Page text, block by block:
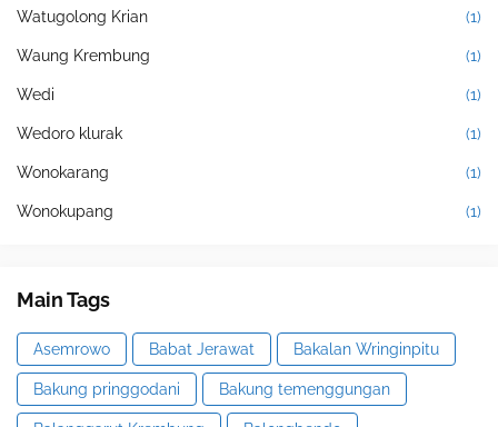
Watugolong Krian (1)
Waung Krembung (1)
Wedi (1)
Wedoro klurak (1)
Wonokarang (1)
Wonokupang (1)
Main Tags
Asemrowo Babat Jerawat Bakalan Wringinpitu
Bakung pringgodani Bakung temenggungan